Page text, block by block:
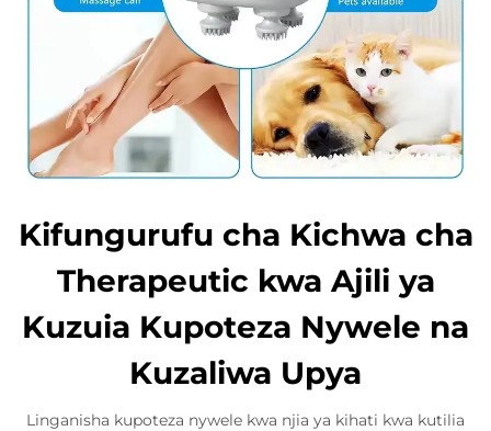
Kifungurufu cha Kichwa cha
Therapeutic kwa Ajili ya
Kuzuia Kupoteza Nywele na
Kuzaliwa Upya
Linganisha kupoteza nywele kwa njia ya kihati kwa kutilia